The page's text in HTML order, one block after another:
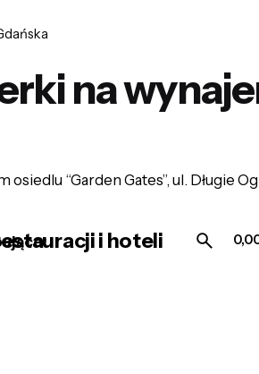
i hoteli
na
“Garden Gates”, ul. Długie